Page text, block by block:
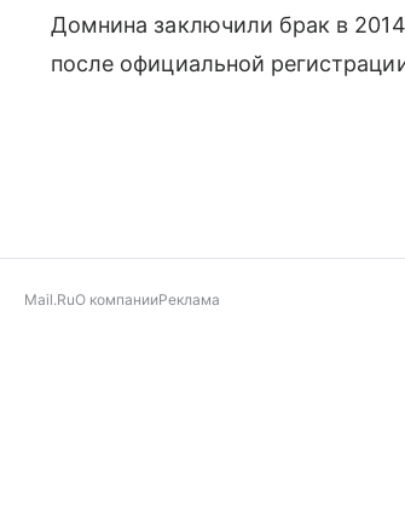
Домнина заключили брак в
после официальной
Mail.RuО компанииРеклама